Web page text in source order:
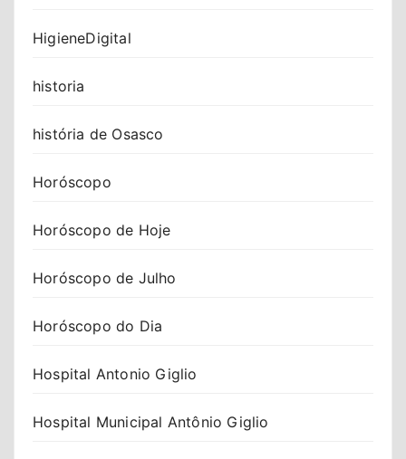
HigieneDigital
historia
história de Osasco
Horóscopo
Horóscopo de Hoje
Horóscopo de Julho
Horóscopo do Dia
Hospital Antonio Giglio
Hospital Municipal Antônio Giglio